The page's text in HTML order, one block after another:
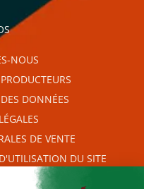
NOUS
DONNÉES
DE VENTE
DU SITE
règles de